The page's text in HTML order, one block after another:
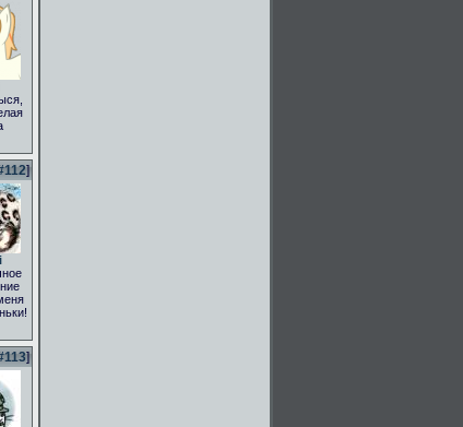
]
]